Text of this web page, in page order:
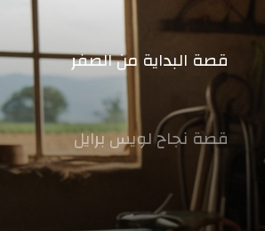
قصة البداية من الصفر
قصة نجاح لويس برايل